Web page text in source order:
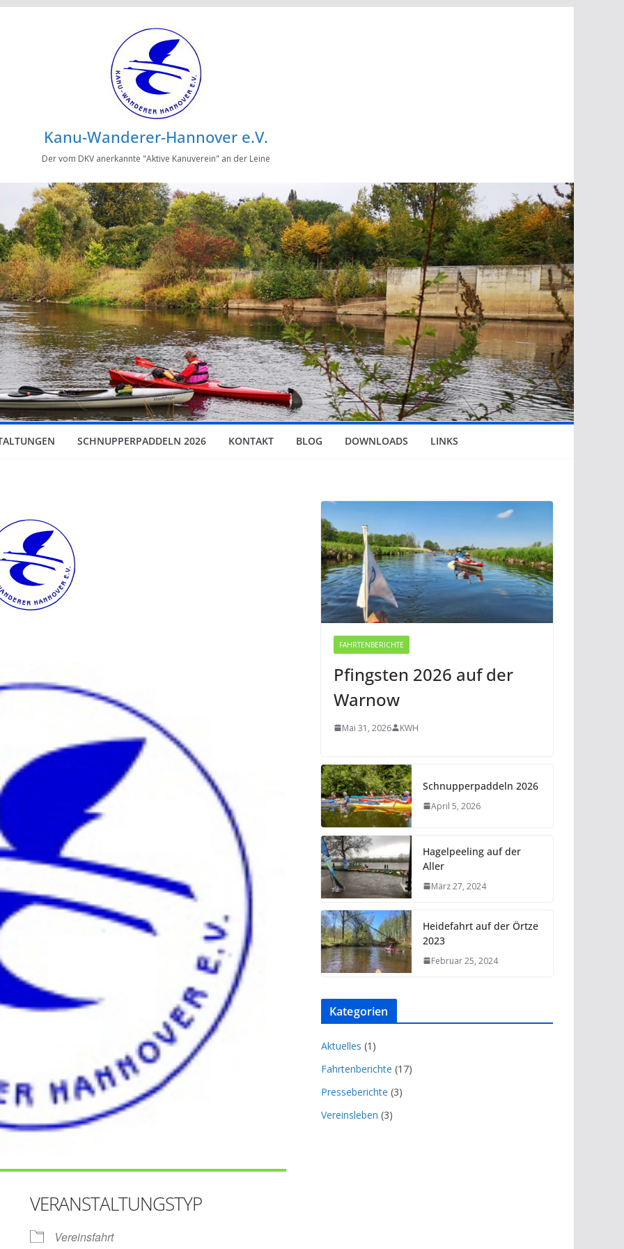
Kanu-Wanderer-Hannover e.V.
Der vom DKV anerkannte "Aktive Kanuverein" an der Leine
SCHNUPPERPADDELN 2026 KONTAKT BLOG DOWNLOADS LINKS
VERANSTALTUNGSTYP
Vereinsfahrt
FAHRTENBERICHTE
Pfingsten 2026 auf der
Warnow
Mai 31, 2026 KWH
Schnupperpaddeln 2026
April 5, 2026
Hagelpeeling auf der
Aller
März 27, 2024
Heidefahrt auf der Örtze
2023
Februar 25, 2024
Kategorien
Aktuelles (1)
Fahrtenberichte (17)
Presseberichte (3)
Vereinsleben (3)